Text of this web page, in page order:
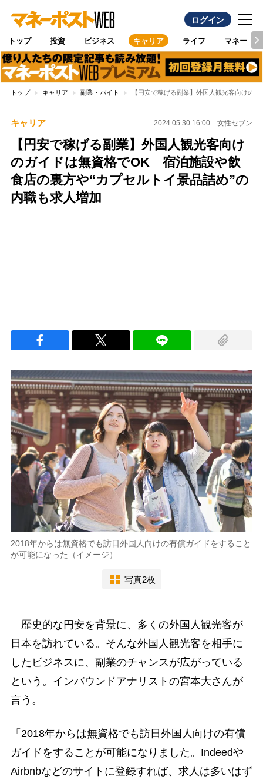
ログイン
トップ 投資 ビジネス キャリア ライフ マネー
トップ キャリア 副業・バイト 【円安で稼げる副業】外国人観光客向けの
キャリア 2024.05.30 16:00 女性セブン
【円安で稼げる副業】外国人観光客向け
のガイドは無資格でOK 宿泊施設や飲
食店の裏方や“カプセルトイ景品詰め”の
内職も求人増加
2018年からは無資格でも訪日外国人向けの有償ガイドをすること
が可能になった（イメージ）
写真2枚
歴史的な円安を背景に、多くの外国人観光客が
日本を訪れている。そんな外国人観光客を相手に
したビジネスに、副業のチャンスが広がっている
という。インバウンドアナリストの宮本大さんが
言う。
「2018年からは無資格でも訪日外国人向けの有償
ガイドをすることが可能になりました。Indeedや
Airbnbなどのサイトに登録すれば、求人は多いはず